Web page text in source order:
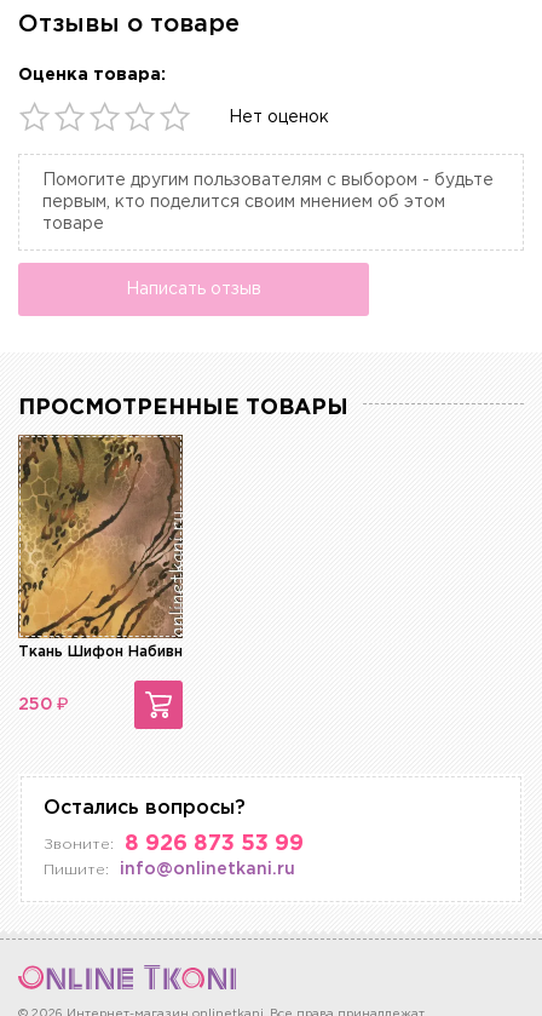
Отзывы о товаре
Оценка товара:
Нет оценок
Помогите другим пользователям с выбором - будьте
первым, кто поделится своим мнением об этом
товаре
Написать отзыв
ПРОСМОТРЕННЫЕ ТОВАРЫ
Ткань Шифон Набивной
250 ₽
Остались вопросы?
Звоните: 8 926 873 53 99
Пишите: info@onlinetkani.ru